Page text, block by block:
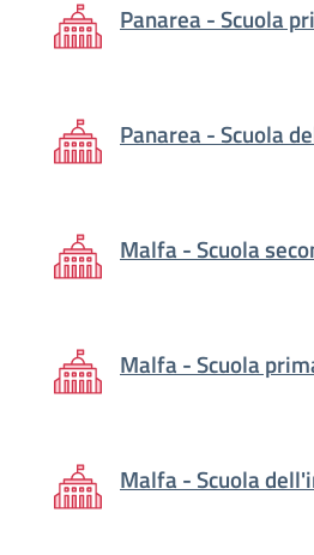
Panarea - Scuola
Panarea - Scuola
Malfa - Scuola
Malfa - Scuola
Malfa - Scuola